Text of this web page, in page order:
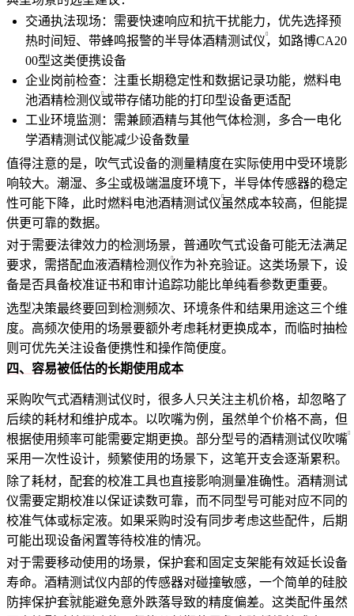
交通执法现场：需要快速响应和抗干扰能力，优先选择预
热时间短、带蜂鸣报警的半导体酒精测试仪，如路博CA20
00型这类便携设备
企业岗前检查：注重长期稳定性和数据记录功能， 燃料电
池酒精检测仪或带存储功能的打印型设备更适配
工业环境监测：需兼顾酒精与其他气体检测，多合一电化
学酒精测试仪能减少设备数量
值得注意的是，吹气式设备的测量精度在实际使用中受环境影
响较大。潮湿、多尘或极端温度环境下，半导体传感器的稳定
性可能下降，此时燃料电池酒精测试仪虽然成本较高，但能提
供更可靠的数据。
对于需要法律效力的检测场景，普通吹气式设备可能无法满足
要求，需搭配血液酒精检测仪作为补充验证。这类场景下，设
备是否具备校准证书和审计追踪功能比单纯看参数更重要。
选型决策最终要回到检测频次、环境条件和结果用途这三个维
度。高频次使用的场景要额外考虑耗材更换成本，而临时抽检
则可优先关注设备便携性和操作简便度。
四、容易被低估的长期使用成本
采购吹气式酒精测试仪时，很多人只关注主机价格，却忽略了
后续的耗材和维护成本。以吹嘴为例，虽然单个价格不高，但
根据使用频率可能需要定期更换。部分型号的酒精测试仪吹嘴
采用一次性设计，频繁使用的场景下，这笔开支会逐渐累积。
除了耗材，配套的校准工具也直接影响测量准确性。酒精测试
仪需要定期校准以保证读数可靠，而不同型号可能对应不同的
校准气体或标定液。如果采购时没有同步考虑这些配件，后期
可能出现设备闲置等待校准的情况。
对于需要移动使用的场景，保护套和固定支架能有效延长设备
寿命。酒精测试仪内部的传感器对碰撞敏感，一个简单的硅胶
防摔保护套就能避免意外跌落导致的精度偏差。这类配件虽然